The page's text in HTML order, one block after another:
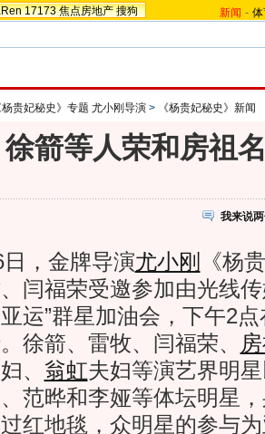
17173 焦点房地产 搜狗 新闻 -
贵妃秘史》专题 尤小刚导演 > 《杨贵妃秘史》新闻
徐箭等人荣和房祖
我来说
，金牌导演尤小刚
《杨
闫福荣受邀参加由光线
运”群星加油会，下午2
徐箭、雷牧、闫福荣、
、 翁虹夫妇等演艺界明
范晔和李娅等体坛明星
红地毯，众明星的参与